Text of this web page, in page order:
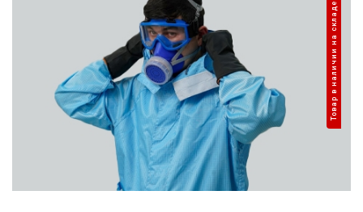
Товар в наличии на складе